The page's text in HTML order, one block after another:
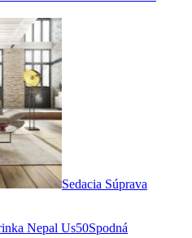
Sedacia Súprava
Spodná